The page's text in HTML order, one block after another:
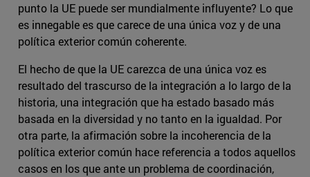
punto la UE puede ser mundialmente influyente? Lo que
es innegable es que carece de una única voz y de una
política exterior común coherente.
El hecho de que la UE carezca de una única voz es
resultado del trascurso de la integración a lo largo de la
historia, una integración que ha estado basado más
basada en la diversidad y no tanto en la igualdad. Por
otra parte, la afirmación sobre la incoherencia de la
política exterior común hace referencia a todos aquellos
casos en los que ante un problema de coordinación,